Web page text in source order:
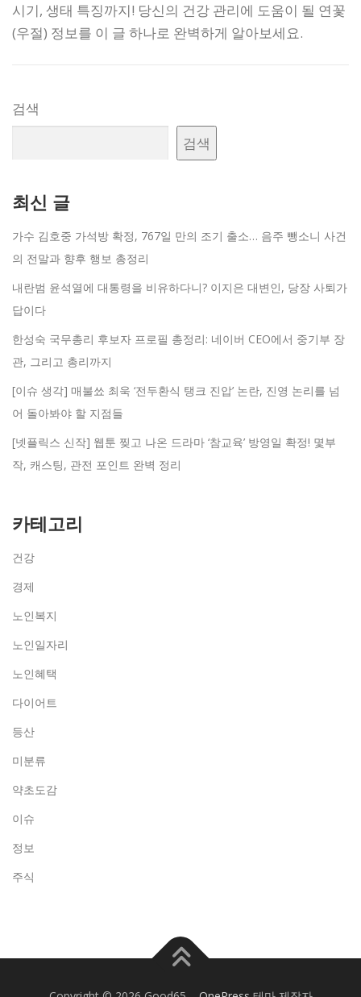
시기, 생태 특징까지! 당신의 건강 관리에 도움이 될 연꽃
(우절) 정보를 이 글 하나로 완벽하게 알아보세요.
검색
검색
최신 글
가수 김호중 가석방 확정, 767일 만의 조기 출소… 음주 뺑소니 사건
의 전말과 향후 행보 총정리
내란범 윤석열에 대통령을 비유하다니? 이지은 대변인, 당장 사퇴가
답이다
한성숙 국무총리 후보자 프로필 총정리: 네이버 CEO에서 중기부 장
관, 그리고 총리까지
[이슈 생각] 매불쑈 최욱 ‘전두환식 탱크 진압’ 논란, 진영 논리를 넘
어 돌아봐야 할 지점들
[넷플릭스 신작] 웹툰 찢고 나온 드라마 ‘참교육’ 방영일 확정! 몇부
작, 캐스팅, 관전 포인트 완벽 정리
카테고리
건강
경제
노인복지
노인일자리
노인혜택
다이어트
등산
미분류
약초도감
이슈
정보
주식